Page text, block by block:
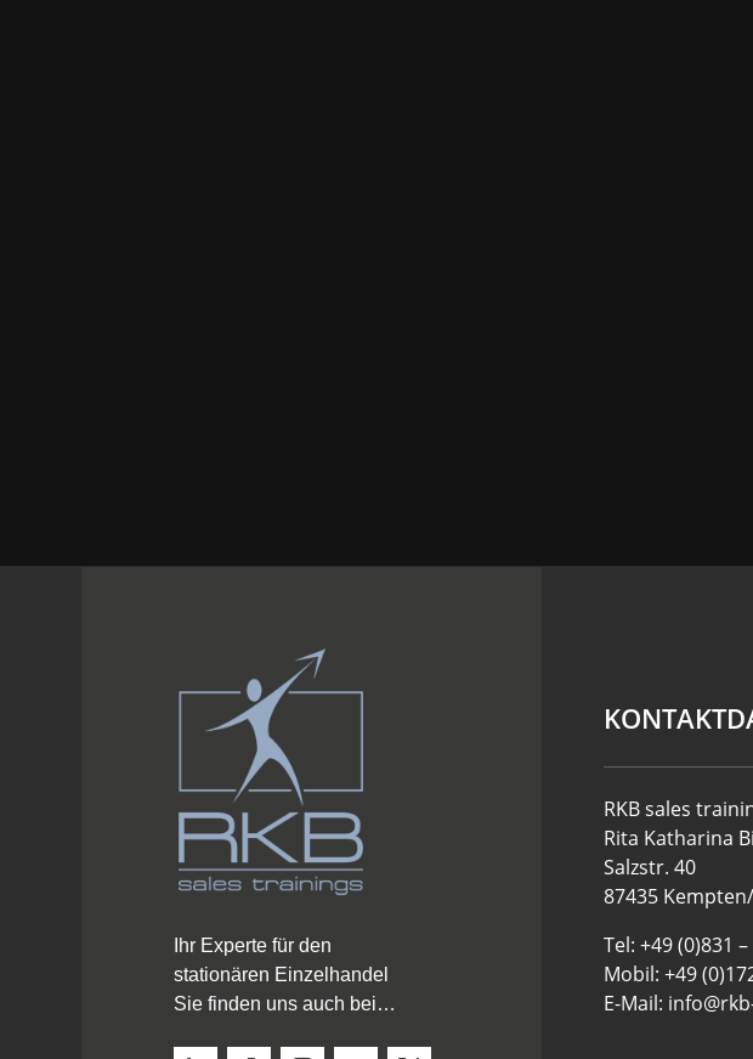
Ihr Experte für den
stationären Einzelhandel
Sie finden uns auch bei…
RKB sales
Rita Katharina
Salzstr. 40
87435
Tel: +49 (0)831
Mobil: +49
E-Mail: